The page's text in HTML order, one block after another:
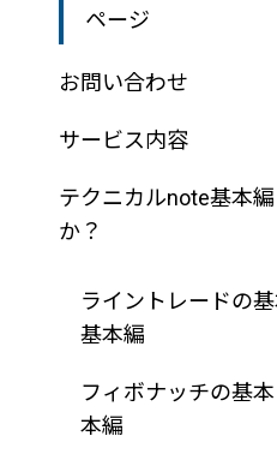
ページ
お問い合わせ
サービス内容
テクニカルnote基
か？
ライントレードの
基本編
フィボナッチの基
本編